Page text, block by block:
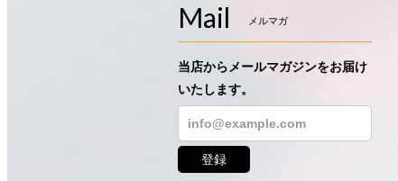
Mail メルマガ
当店からメールマガジンをお届け
いたします。
登録